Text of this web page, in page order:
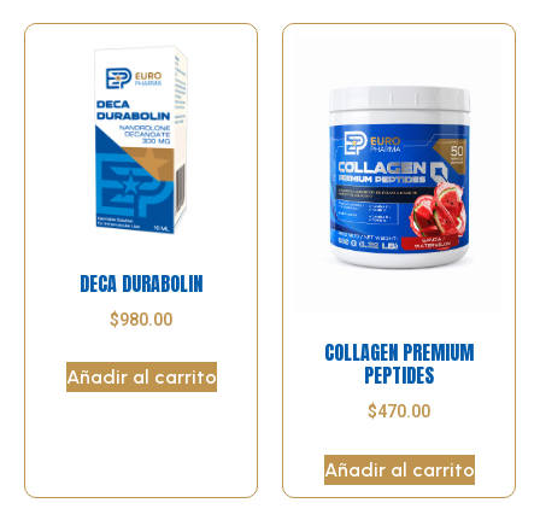
DECA DURABOLIN
$980.00
Añadir al carrito
COLLAGEN PREMIUM
PEPTIDES
$470.00
Añadir al carrito